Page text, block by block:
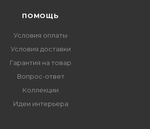
ПОМОЩЬ
Условия оплаты
Условия доставки
Гарантия на товар
Вопрос-ответ
Коллекции
Идеи интерьера